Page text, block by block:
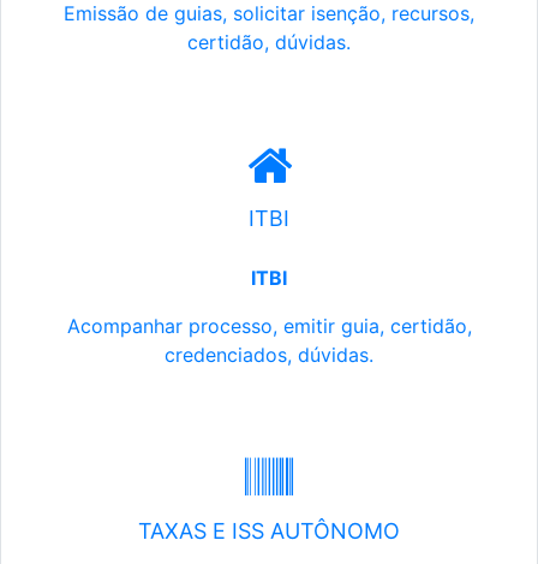
Emissão de guias, solicitar isenção, recursos,
certidão, dúvidas.
ITBI
ITBI
Acompanhar processo, emitir guia, certidão,
credenciados, dúvidas.
TAXAS E ISS AUTÔNOMO